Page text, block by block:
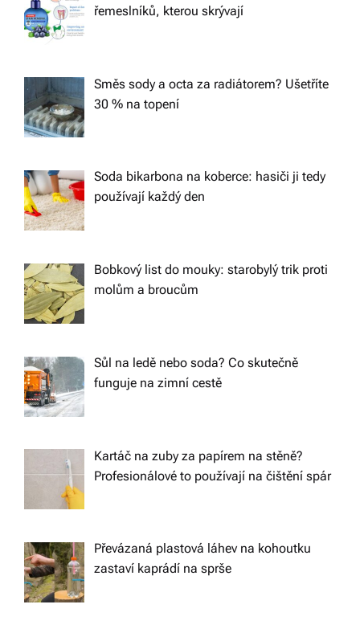
řemeslníků, kterou skrývají
Směs sody a octa za radiátorem? Ušetříte
30 % na topení
Soda bikarbona na koberce: hasiči ji tedy
používají každý den
Bobkový list do mouky: starobylý trik proti
molům a broucům
Sůl na ledě nebo soda? Co skutečně
funguje na zimní cestě
Kartáč na zuby za papírem na stěně?
Profesionálové to používají na čištění spár
Převázaná plastová láhev na kohoutku
zastaví kaprádí na sprše